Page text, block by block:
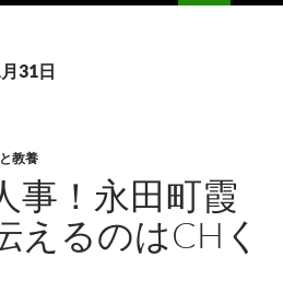
31日
教養
事！永田町霞
えるのはCHく